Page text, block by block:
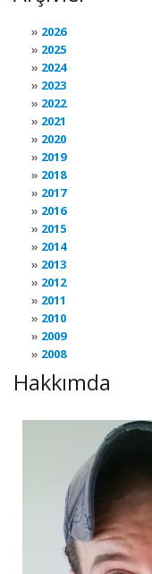
2026
2025
2024
2023
2022
2021
2020
2019
2018
2017
2016
2015
2014
2013
2012
2011
2010
2009
2008
Hakkımda